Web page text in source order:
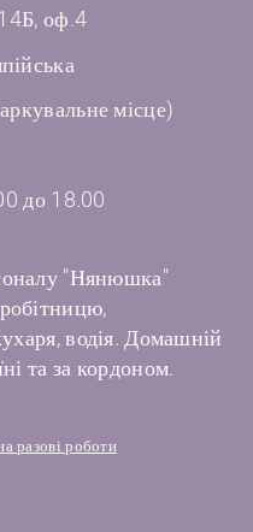
оф.4
місце)
до 18.00
"Нянюшка"
водія. Домашній
та за кордоном.
разові роботи